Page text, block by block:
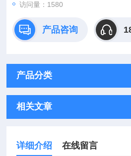
访问量：1580
产品咨询
产品分类
相关文章
详细介绍 在线留言